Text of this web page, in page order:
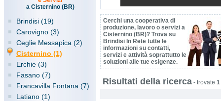
a Cisternino (BR)
Brindisi (19)
Carovigno (3)
Ceglie Messapica (2)
Cisternino (1)
Erchie (3)
Fasano (7)
Francavilla Fontana (7)
Latiano (1)
Cerchi una cooperativa di
produzione, lavoro o servizi a
Cisternino (BR)? Trova su
Brindisi In Rete tutte le
informazioni su contatti,
servizi e attività soprattutto le
soluzioni alle tue esigenze.
Risultati della ricerca - trovate 1